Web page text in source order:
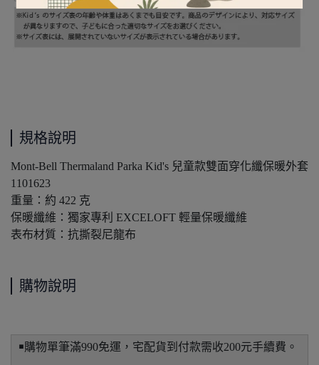
規格說明
Mont-Bell Thermaland Parka Kid's 兒童款雙面穿化纖保暖外套
1101623
重量：約 422 克
保暖纖維：獨家專利 EXCELOFT 輕量保暖纖維
表布材質：抗撕裂尼龍布
購物說明
￭購物單筆滿990免運，宅配貨到付款需收200元手續費。